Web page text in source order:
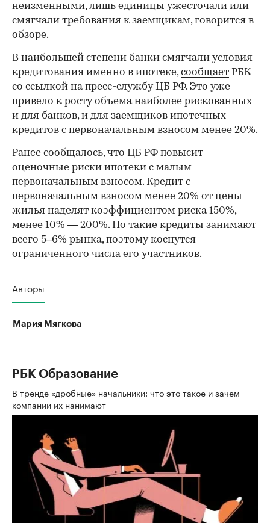
неизменными, лишь единицы ужесточали или
смягчали требования к заемщикам, говорится в
обзоре.
В наибольшей степени банки смягчали условия
кредитования именно в ипотеке,сообщает РБК
со ссылкой на пресс-службу ЦБ РФ. Это уже
привело к росту объема наиболее рискованных
и для банков, и для заемщиков ипотечных
кредитов с первоначальным взносом менее 20%.
Ранее сообщалось, что ЦБ РФ повысит
оценочные риски ипотеки с малым
первоначальным взносом. Кредит с
первоначальным взносом менее 20% от цены
жилья наделят коэффициентом риска 150%,
менее 10% — 200%. Но такие кредиты занимают
всего 5–6% рынка, поэтому коснутся
ограниченного числа его участников.
Авторы
Мария Мягкова
РБК Образование
В тренде «дробные» начальники: что это такое и зачем
компании их нанимают